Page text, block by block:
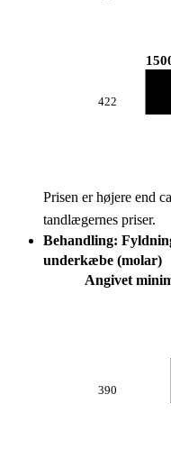
422
Prisen er højere end
tandlægernes priser.
Behandling:
underkæbe (molar)
Angivet
390